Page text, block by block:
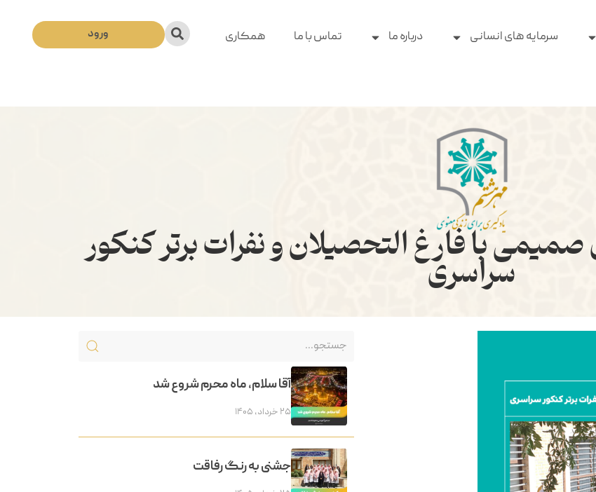
سرمایه های انسانی درباره ما تماس با ما
همکاری
ورود
با فارغ التحصیلان و نفرات برتر کنکور
سراسری
آقا سلام، ماه محرم شروع شد
۲۵ خرداد, ۱۴۰۵
جشنی به رنگ رفاقت